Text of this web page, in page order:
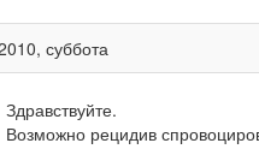
суббота
Здравствуйте.
Возможно рецидив